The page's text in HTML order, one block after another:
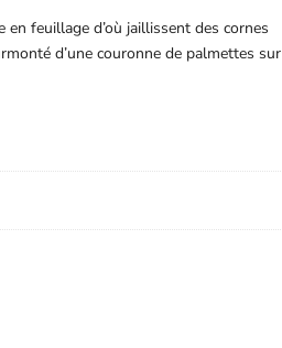
feuillage d’où jaillissent des cornes
d’une couronne de palmettes sur